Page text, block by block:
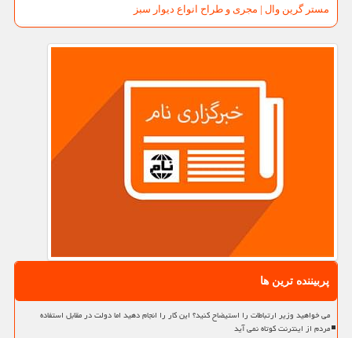
مستر گرین وال | مجری و طراح انواع دیوار سبز
پربیننده ترین ها
می خواهید وزیر ارتباطات را استیضاح کنید؟ این کار را انجام دهید اما دولت در مقابل استفاده
مردم از اینترنت کوتاه نمی آید